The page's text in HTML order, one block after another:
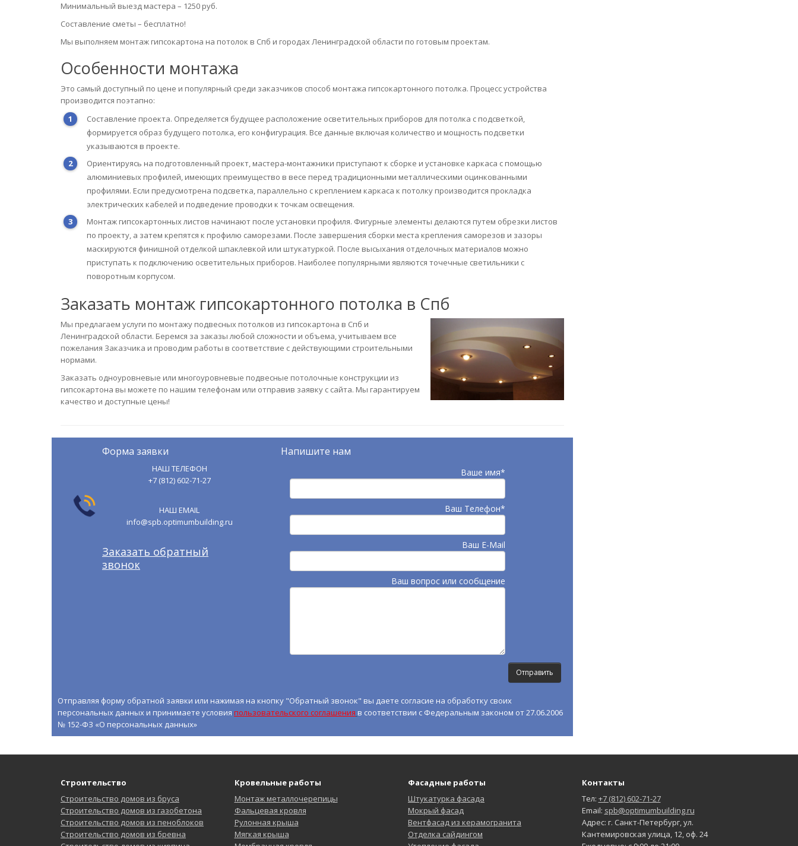
Минимальный выезд мастера – 1250 руб.
Составление сметы – бесплатно!
Мы выполняем монтаж гипсокартона на потолок в Спб и городах Ленинградской области по готовым проектам.
Особенности монтажа
Это самый доступный по цене и популярный среди заказчиков способ монтажа гипсокартонного потолка. Процесс устройства
производится поэтапно:
Составление проекта. Определяется будущее расположение осветительных приборов для потолка с подсветкой,
формируется образ будущего потолка, его конфигурация. Все данные включая количество и мощность подсветки
указываются в проекте.
Ориентируясь на подготовленный проект, мастера-монтажники приступают к сборке и установке каркаса с помощью
алюминиевых профилей, имеющих преимущество в весе перед традиционными металлическими оцинкованными
профилями. Если предусмотрена подсветка, параллельно с креплением каркаса к потолку производится прокладка
электрических кабелей и подведение проводки к точкам освещения.
Монтаж гипсокартонных листов начинают после установки профиля. Фигурные элементы делаются путем обрезки листов
по проекту, а затем крепятся к профилю саморезами. После завершения сборки места крепления саморезов и зазоры
маскируются финишной отделкой шпаклевкой или штукатуркой. После высыхания отделочных материалов можно
приступать к подключению осветительных приборов. Наиболее популярными являются точечные светильники с
поворотным корпусом.
Заказать монтаж гипсокартонного потолка в Спб
Мы предлагаем услуги по монтажу подвесных потолков из гипсокартона в Спб и
Ленинградской области. Беремся за заказы любой сложности и объема, учитываем все
пожелания Заказчика и проводим работы в соответствие с действующими строительными
нормами.
Заказать одноуровневые или многоуровневые подвесные потолочные конструкции из
гипсокартона вы можете по нашим телефонам или отправив заявку с сайта. Мы гарантируем
качество и доступные цены!
Форма заявки
НАШ ТЕЛЕФОН
+7 (812) 602-71-27
НАШ EMAIL
info@spb.optimumbuilding.ru
Заказать обратный
звонок
Напишите нам
Ваше имя*
Ваш Телефон*
Ваш E-Mail
Ваш вопрос или сообщение
Отправляя форму обратной заявки или нажимая на кнопку "Обратный звонок" вы даете согласие на обработку своих
персональных данных и принимаете условия пользовательского соглашения в соответствии с Федеральным законом от 27.06.2006
№ 152-ФЗ «О персональных данных»
Строительство
Строительство домов из бруса
Строительство домов из газобетона
Строительство домов из пеноблоков
Строительство домов из бревна
Кровельные работы
Монтаж металлочерепицы
Фальцевая кровля
Рулонная крыша
Мягкая крыша
Фасадные работы
Штукатурка фасада
Мокрый фасад
Вентфасад из керамогранита
Отделка сайдингом
Контакты
Тел: +7 (812) 602-71-27
Email: spb@optimumbuilding.ru
Адрес: г. Санкт-Петербург, ул.
Кантемировская улица, 12, оф. 24